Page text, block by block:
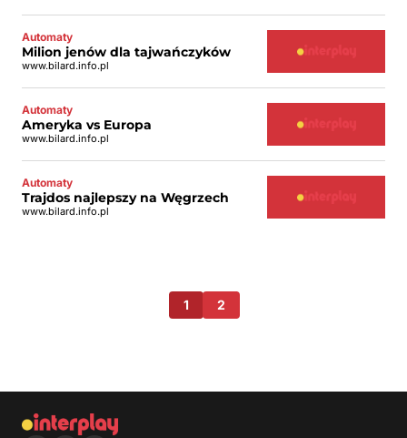
Automaty
Milion jenów dla tajwańczyków
www.bilard.info.pl
Automaty
Ameryka vs Europa
www.bilard.info.pl
Automaty
Trajdos najlepszy na Węgrzech
www.bilard.info.pl
1 2